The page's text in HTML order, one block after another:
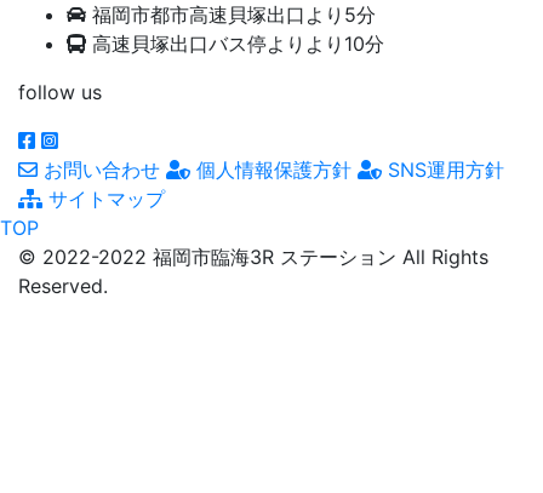
福岡市都市高速貝塚出口より5分
高速貝塚出口バス停よりより10分
follow us
お問い合わせ 個人情報保護方針
SNS運用方針
サイトマップ
TOP
© 2022-2022 福岡市臨海3R ステーション All Rights
Reserved.